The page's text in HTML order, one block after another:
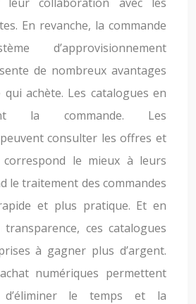
En revanche, la commande
d’approvisionnement
de nombreux avantages
achète. Les catalogues en
la commande. Les
consulter les offres et
le mieux à leurs
le traitement des commandes
et plus pratique. Et en
ces catalogues
à gagner plus d’argent.
numériques permettent
d’éliminer le temps et la